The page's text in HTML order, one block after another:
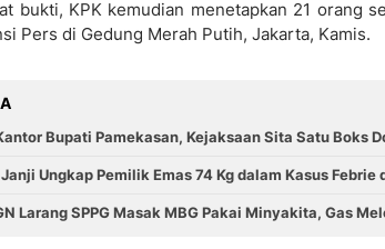
bukti, KPK kemudian menetapkan 21 orang
Pers di Gedung Merah Putih, Jakarta, Kamis.
Bupati Pamekasan, Kejaksaan Sita Satu Boks
Ungkap Pemilik Emas 74 Kg dalam Kasus Febrie
Larang SPPG Masak MBG Pakai Minyakita, Gas